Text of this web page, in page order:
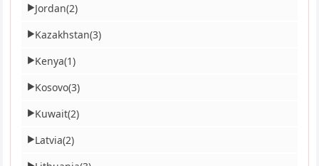
▶Jordan(2)
▶Kazakhstan(3)
▶Kenya(1)
▶Kosovo(3)
▶Kuwait(2)
▶Latvia(2)